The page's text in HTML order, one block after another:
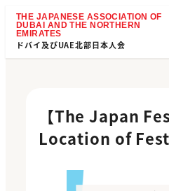
ドバイ及びUAE北部日本人会
【The Japan
Location of